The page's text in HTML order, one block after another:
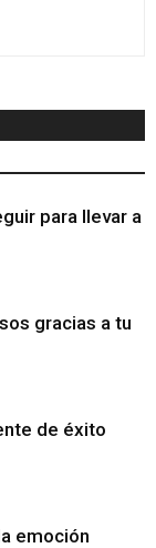
para llevar a
gracias a tu
de éxito
emoción